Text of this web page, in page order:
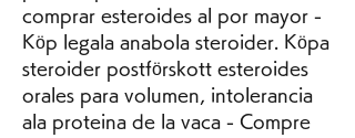
comprar esteroides al por mayor -
Köp legala anabola steroider. Köpa
steroider postförskott esteroides
orales para volumen, intolerancia
ala proteina de la vaca - Compre